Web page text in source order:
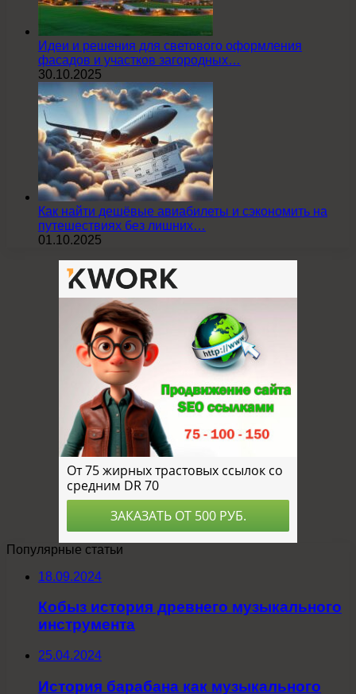
Идеи и решения для светового оформления
фасадов и участков загородных…
30.10.2025
Как найти дешёвые авиабилеты и сэкономить на
путешествиях без лишних…
01.10.2025
Популярные статьи
18.09.2024
Кобыз история древнего музыкального
инструмента
25.04.2024
История барабана как музыкального